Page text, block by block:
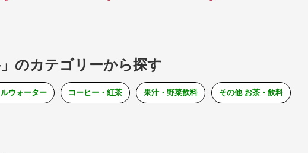
」のカテゴリーから探す
ウォーター コーヒー・紅茶 果汁・野菜飲料 その他 お茶・飲料